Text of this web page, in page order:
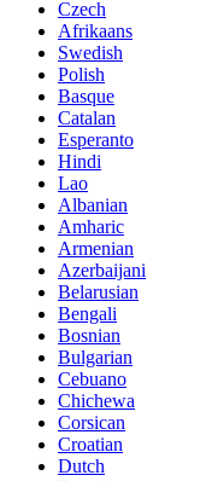
Czech
Afrikaans
Swedish
Polish
Basque
Catalan
Esperanto
Hindi
Lao
Albanian
Amharic
Armenian
Azerbaijani
Belarusian
Bengali
Bosnian
Bulgarian
Cebuano
Chichewa
Corsican
Croatian
Dutch